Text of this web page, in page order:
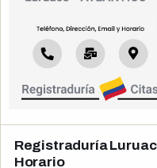
Registraduría
Horario